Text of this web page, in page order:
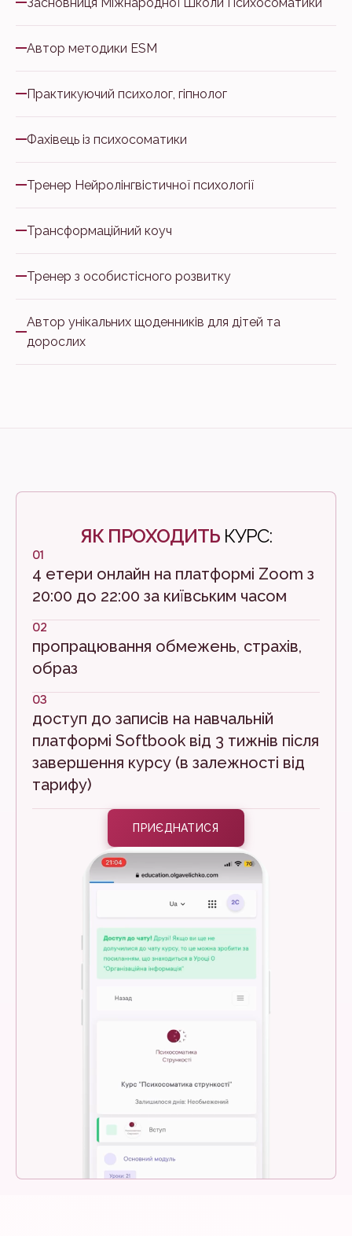
Автор методики ESM
Практикуючий психолог, гіпнолог
Фахівець із психосоматики
Тренер Нейролінгвістичної психології
Трансформаційний коуч
Тренер з особистісного розвитку
Автор унікальних щоденників для дітей та
дорослих
ЯК ПРОХОДИТЬ КУРС:
01
4 етери онлайн на платформі Zoom з
20:00 до 22:00 за київським часом
02
пропрацювання обмежень, страхів,
образ
03
доступ до записів на навчальній
платформі Softbook від 3 тижнів після
завершення курсу (в залежності від
тарифу)
ПРИЄДНАТИСЯ